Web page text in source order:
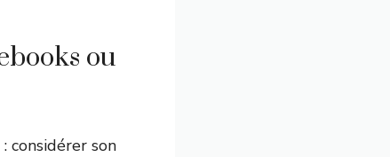
ou
considérer son